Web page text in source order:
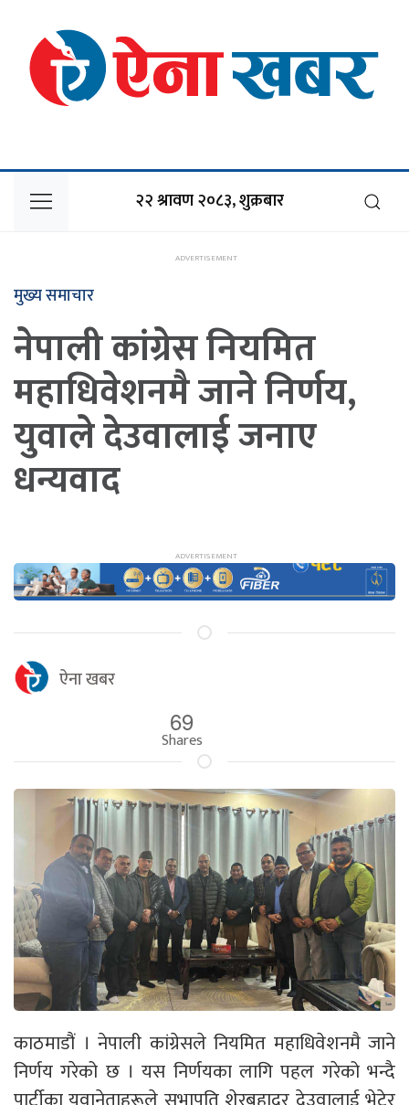
२२ श्रावण २०८३, शुक्रबार
मुख्य समाचार
नेपाली कांग्रेस नियमित
महाधिवेशनमै जाने निर्णय,
युवाले देउवालाई जनाए
धन्यवाद
ऐना खबर
69
Shares
काठमाडौं । नेपाली कांग्रेसले नियमित महाधिवेशनमै जाने
निर्णय गरेको छ । यस निर्णयका लागि पहल गरेको भन्दै